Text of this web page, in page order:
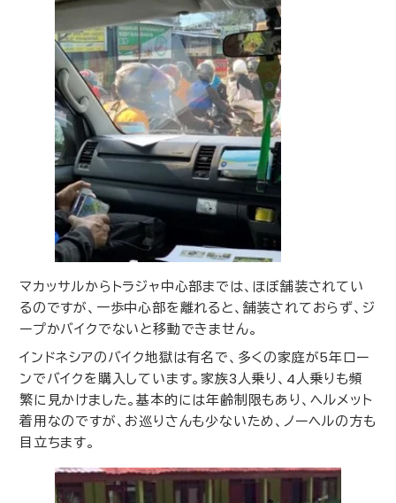
マカッサルからトラジャ中心部までは、ほぼ舗装されてい
るのですが、一歩中心部を離れると、舗装されておらず、ジ
ープかバイクでないと移動できません。
インドネシアのバイク地獄は有名で、多くの家庭が5年ロー
ンでバイクを購入しています。家族3人乗り、 4人乗りも頻
繁に見かけました。基本的には年齢制限もあり、ヘルメット
着用なのですが、お巡りさんも少ないため、ノーヘルの方も
目立ちます。